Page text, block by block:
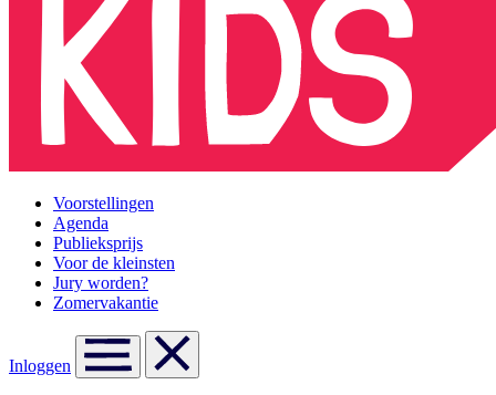
Voorstellingen
Agenda
Publieksprijs
Voor de kleinsten
Jury worden?
Zomervakantie
Inloggen